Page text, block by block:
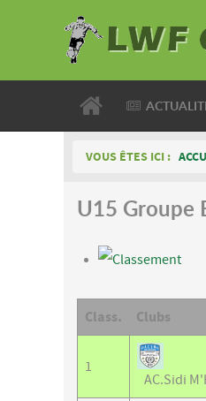
VOUS ÊTES ICI :
U15 Groupe
Classement
Class. Clubs
1
AC.Sidi